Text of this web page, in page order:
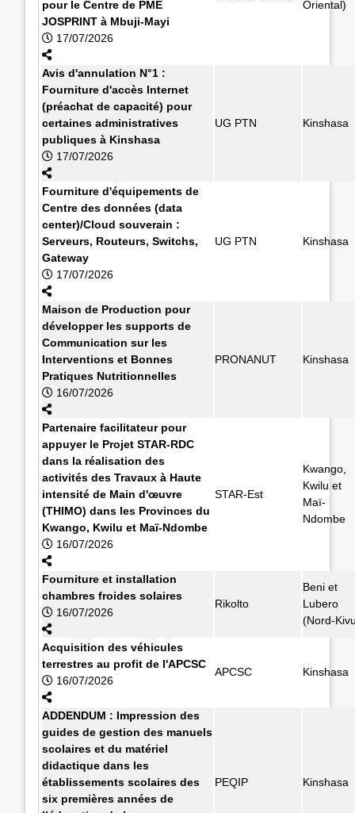
pour le Centre de PME
JOSPRINT à Mbuji-Mayi
17/07/2026
Oriental)
Avis d'annulation N°1 :
Fourniture d'accès Internet
(préachat de capacité) pour
certaines administratives
publiques à Kinshasa
17/07/2026
UG PTN Kinshasa
Fourniture d'équipements de
Centre des données (data
center)/Cloud souverain :
Serveurs, Routeurs, Switchs,
Gateway
17/07/2026
UG PTN Kinshasa
Maison de Production pour
développer les supports de
Communication sur les
Interventions et Bonnes
Pratiques Nutritionnelles
16/07/2026
PRONANUT Kinshasa
Partenaire facilitateur pour
appuyer le Projet STAR-RDC
dans la réalisation des
activités des Travaux à Haute
intensité de Main d'œuvre
(THIMO) dans les Provinces du
Kwango, Kwilu et Maï-Ndombe
16/07/2026
STAR-Est
Kwango,
Kwilu et
Maï-
Ndombe
Fourniture et installation
chambres froides solaires
16/07/2026
Rikolto
Beni et
Lubero
(Nord-
Acquisition des véhicules
terrestres au profit de l'APCSC
16/07/2026
APCSC Kinshasa
ADDENDUM : Impression des
guides de gestion des manuels
scolaires et du matériel
didactique dans les
établissements scolaires des
six premières années de
PEQIP Kinshasa